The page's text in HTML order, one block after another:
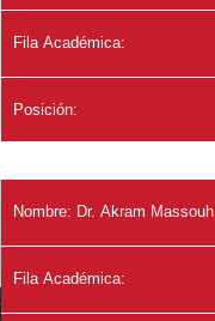
Fila Académica:
Posición:
Nombre: Dr. Akram Massouh
Fila Académica: